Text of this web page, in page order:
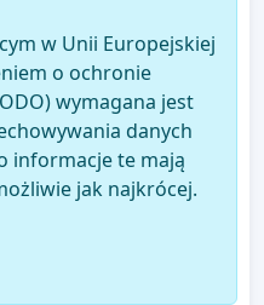
w Unii Europejskiej
o ochronie
wymagana jest
danych
informacje te mają
jak najkrócej.